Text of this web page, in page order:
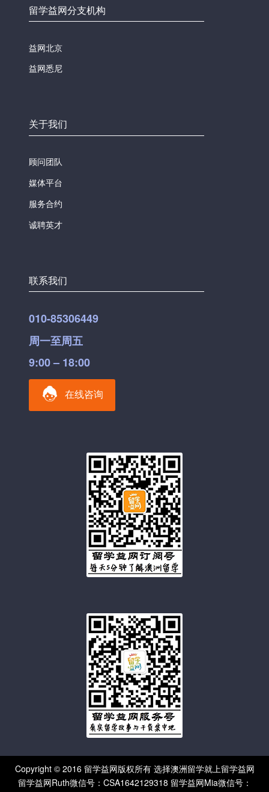
留学益网分支机构
益网北京
益网悉尼
关于我们
顾问团队
媒体平台
服务合约
诚聘英才
联系我们
010-85306449
周一至周五
9:00 – 18:00
在线咨询
Copyright © 2016 留学益网版权所有 选择澳洲留学就上留学益网
留学益网Ruth微信号：CSA1642129318 留学益网Mia微信号：